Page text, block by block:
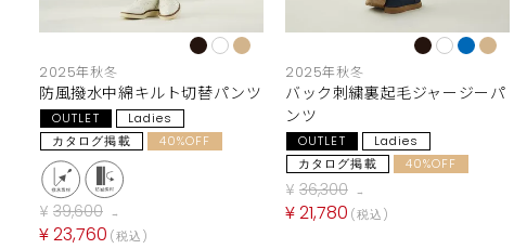
2025年秋冬
防風撥水中綿キルト切替パンツ
OUTLET
Ladies
カタログ掲載
40%OFF
¥ 39,600 →
¥23,760 税込
2025年秋冬
バック刺繍裏起毛ジャージーパ
ンツ
OUTLET
Ladies
カタログ掲載
40%OFF
¥ 36,300 →
¥21,780 税込